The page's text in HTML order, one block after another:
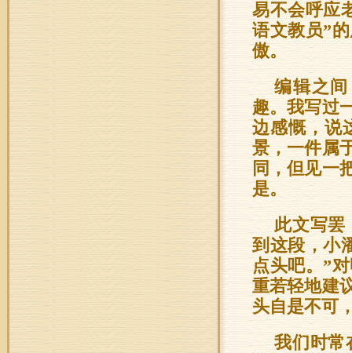
易不会呼应
语文教员”
傲。
编辑之
趣。我写过
边感慨，说
景，一件属
同，但见一
是。
此文写罢
到这段，小
点头吧。”
重若轻地建
头自是不可
我们时常